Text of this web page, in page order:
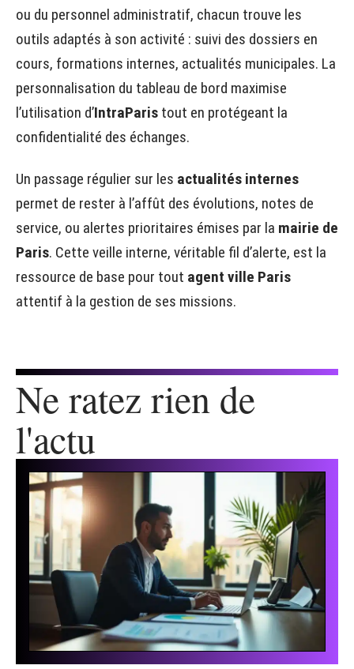
ou du personnel administratif, chacun trouve les
outils adaptés à son activité : suivi des dossiers en
cours, formations internes, actualités municipales. La
personnalisation du tableau de bord maximise
l’utilisation d’IntraParis tout en protégeant la
confidentialité des échanges.
Un passage régulier sur les actualités internes
permet de rester à l’affût des évolutions, notes de
service, ou alertes prioritaires émises par la mairie de
Paris. Cette veille interne, véritable fil d’alerte, est la
ressource de base pour tout agent ville Paris
attentif à la gestion de ses missions.
Ne ratez rien de
l'actu